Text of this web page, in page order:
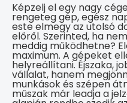
Képzelj el egy nagy
rengeteg gép, egész
este elmegy az utolsó
előről. Szerinted, ha
meddig működhetne?
maximum. A gépeket
helyreállítani. Éjszaka,
vállalat, hanem
munkások és szépen
műszak már leadja a